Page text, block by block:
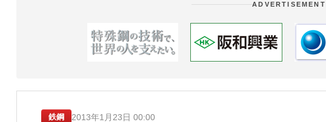
ADVERTISEMENT
鉄鋼 2013年1月23日 00:00